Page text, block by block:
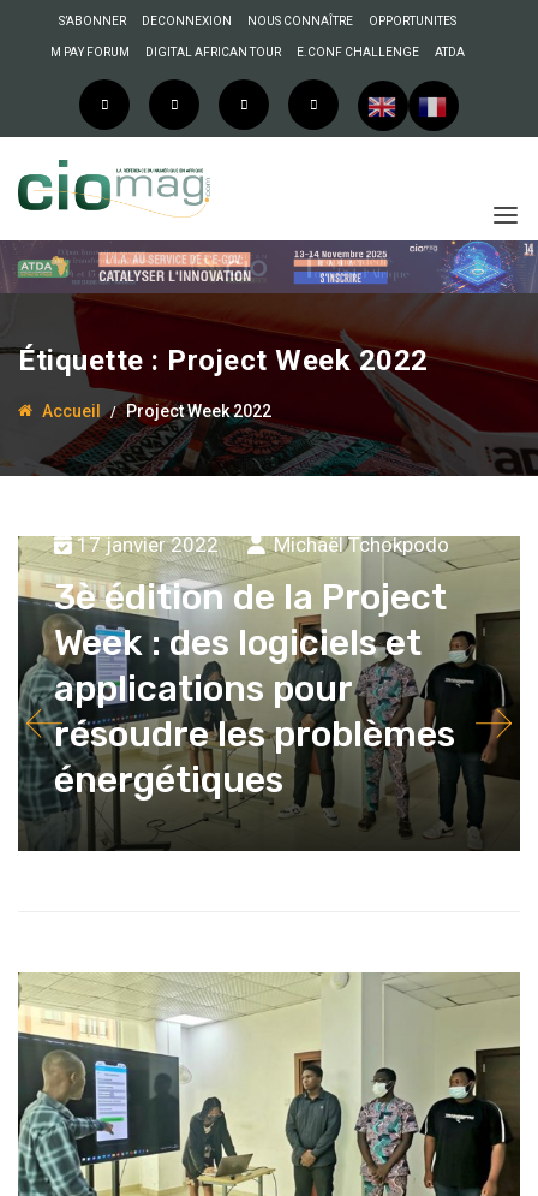
S’ABONNER DECONNEXION NOUS CONNAÎTRE OPPORTUNITES
M PAY FORUM DIGITAL AFRICAN TOUR E.CONF CHALLENGE ATDA
Étiquette : Project Week 2022
Accueil Project Week 2022
17 janvier 2022 Michaël Tchokpodo
3è édition de la Project
Week : des logiciels et
applications pour
résoudre les problèmes
énergétiques